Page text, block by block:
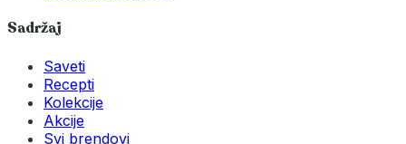
Sadržaj
Saveti
Recepti
Kolekcije
Akcije
Svi brendovi